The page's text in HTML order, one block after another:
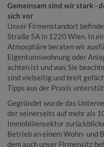
Gemeinsam sind wir stark -
sich vor
Unser Firmenstandort
Straße 5A in 1220 Wien. In
Atmosphäre beraten wir
Eigentumswohnung oder
achten ist und was Sie
sind vielseitig und breit
Tipps aus der Praxis
Gegründet wurde das
der seinerseits auf mehr als
Immobiliensektor
Betrieb an einem Wohn- und
dem auch unser Firmensitz